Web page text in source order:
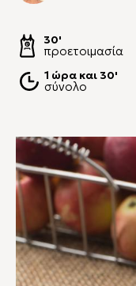
30'
προετοιμασία
1 ώρα και 30'
σύνολο